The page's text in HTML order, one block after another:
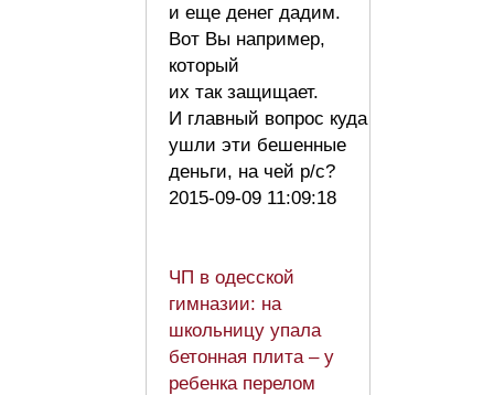
и еще денег дадим.
Вот Вы например,
который
их так защищает.
И главный вопрос куда
ушли эти бешенные
деньги, на чей р/с?
2015-09-09 11:09:18
ЧП в одесской
гимназии: на
школьницу упала
бетонная плита – у
ребенка перелом